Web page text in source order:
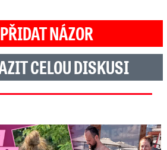
PŘIDAT NÁZOR
CELOU DISKUSI
Kdo je tady královna?